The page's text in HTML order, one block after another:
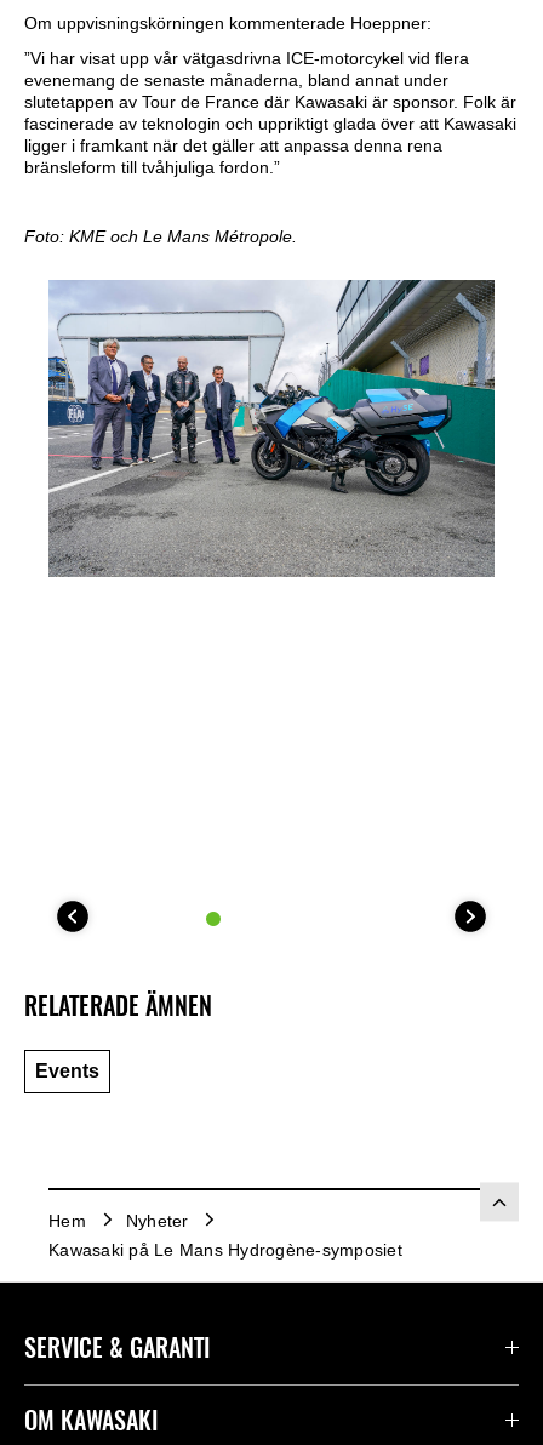
Om uppvisningskörningen kommenterade Hoeppner:
”Vi har visat upp vår vätgasdrivna ICE-motorcykel vid flera
evenemang de senaste månaderna, bland annat under
slutetappen av Tour de France där Kawasaki är sponsor. Folk är
fascinerade av teknologin och uppriktigt glada över att Kawasaki
ligger i framkant när det gäller att anpassa denna rena
bränsleform till tvåhjuliga fordon.”
Foto: KME och Le Mans Métropole.
RELATERADE ÄMNEN
Events
Hem
Nyheter
Kawasaki på Le Mans Hydrogène-symposiet
SERVICE & GARANTI
Kontakta oss
OM KAWASAKI